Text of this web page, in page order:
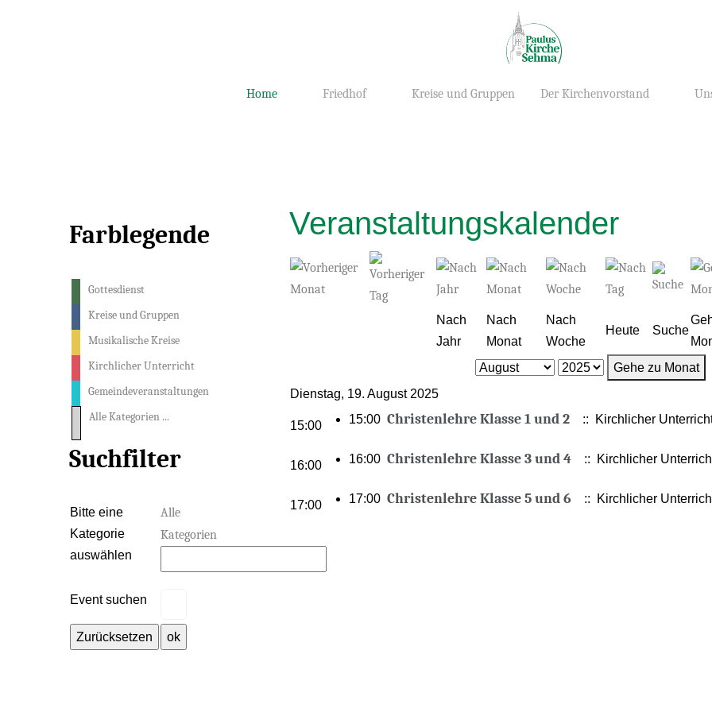
Home Friedhof Kreise und Gruppen Der Kirchenvorstand
Farblegende
Gottesdienst
Kreise und Gruppen
Musikalische Kreise
Kirchlicher Unterricht
Gemeindeveranstaltungen
Alle Kategorien ...
Suchfilter
Bitte eine
Kategorie
auswählen
Eine Kategorie auswählen um die Liste zu filtern
Alle
Kategorien
Event suchen
Veranstaltungskalender
Nach
Jahr
Nach
Monat
Nach
Woche
Heute Suche
Gehe zu Monat
Dienstag, 19. August 2025
15:00 15:00 Christenlehre Klasse 1 und 2 :: Kirchlicher
16:00 16:00 Christenlehre Klasse 3 und 4 :: Kirchlicher
17:00 17:00 Christenlehre Klasse 5 und 6 :: Kirchlicher